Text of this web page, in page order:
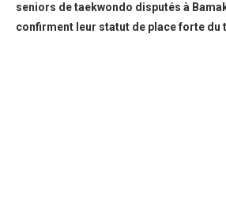
seniors de taekwondo disputés à
confirment leur statut de place forte du